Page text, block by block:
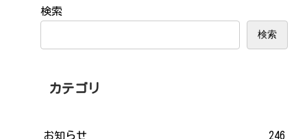
検索
検索
カテゴリ
お知らせ 246